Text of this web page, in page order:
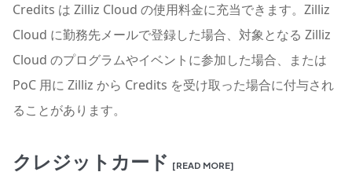
Credits は Zilliz Cloud の使用料金に充当できます。Zilliz
Cloud に勤務先メールで登録した場合、対象となる Zilliz
Cloud のプログラムやイベントに参加した場合、または
PoC 用に Zilliz から Credits を受け取った場合に付与され
ることがあります。
クレジットカード [READ MORE]